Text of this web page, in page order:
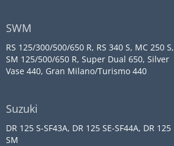
SWM
RS 125/300/500/650 R, RS 340 S, MC 250 S,
SM 125/500/650 R, Super Dual 650, Silver
Vase 440, Gran Milano/Turismo 440
Suzuki
DR 125 S-SF43A, DR 125 SE-SF44A, DR 125
SM